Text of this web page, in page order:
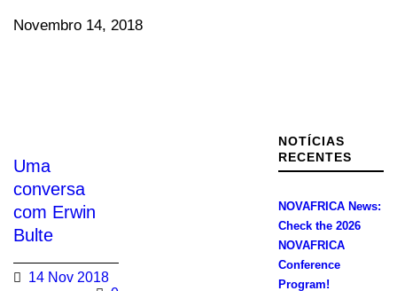
Novembro 14, 2018
Uma
conversa
com Erwin
Bulte
14 Nov 2018
NOTÍCIAS
RECENTES
NOVAFRICA News:
Check the 2026
NOVAFRICA
Conference
Program!